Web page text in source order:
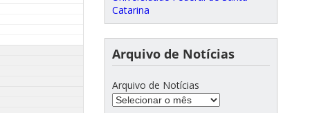
Catarina
Arquivo de Notícias
Arquivo de Notícias